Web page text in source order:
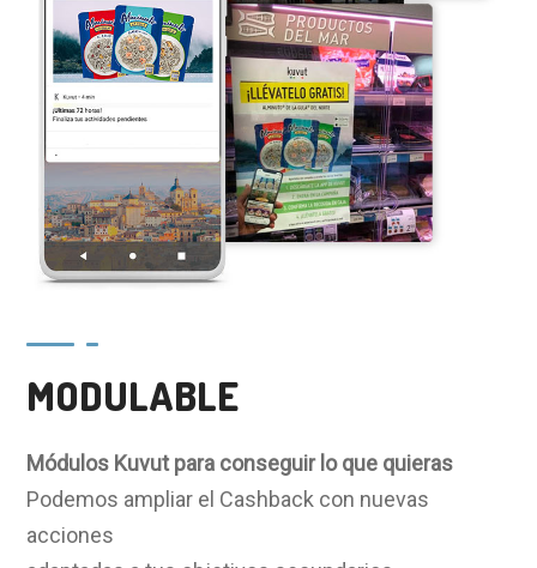
MODULABLE
Módulos Kuvut para conseguir lo que quieras
Podemos ampliar el Cashback con nuevas
acciones